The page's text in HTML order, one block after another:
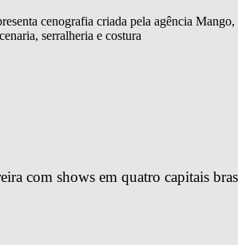
cenografia criada pela agência
serralheria e costura
com shows em quatro capitais